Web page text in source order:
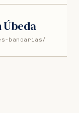
Úbeda
bancarias/